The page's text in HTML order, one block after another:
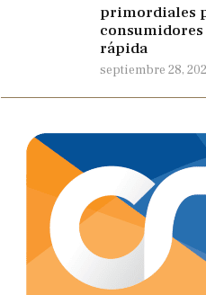
primordiales
rápida
septiembre 28,